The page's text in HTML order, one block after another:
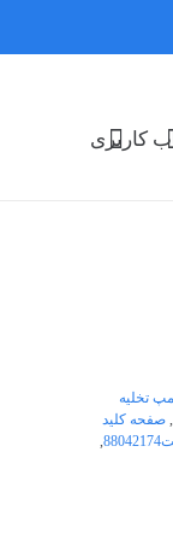
کاربری
تخلیه
, صفحه کلید
,